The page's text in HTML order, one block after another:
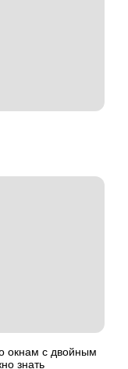
окнам с двойным
знать